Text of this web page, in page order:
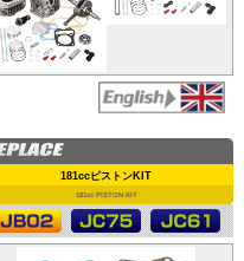
181ccピストンKIT
181cc PISTON KIT